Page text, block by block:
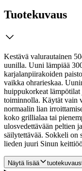
Tuotekuvaus
Kestävä valurautainen
uunilla. Uuni lämpiää
karjalanpiirakoiden
vaikka ohrarieskaa.
huippukorkeat
toiminnolla. Käytät vain
normaalin lian
koko grillialaa tai
ulosvedettävään peltien
säilytettävää. Sokkeli on
lieden juuri Sinun
Näytä lisää